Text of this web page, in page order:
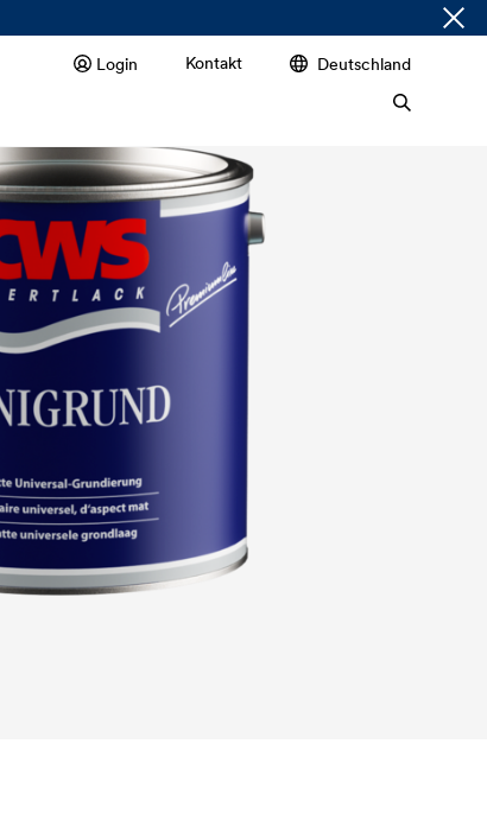
Login Kontakt Deutschland